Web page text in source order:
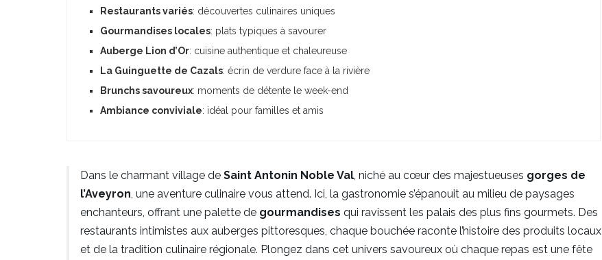
Restaurants variés: découvertes culinaires uniques
Gourmandises locales: plats typiques à savourer
Auberge Lion d’Or: cuisine authentique et chaleureuse
La Guinguette de Cazals: écrin de verdure face à la rivière
Brunchs savoureux: moments de détente le week-end
Ambiance conviviale: idéal pour familles et amis
Dans le charmant village de Saint Antonin Noble Val , niché au cœur des majestueuses gorges de
l’Aveyron , une aventure culinaire vous attend. Ici, la gastronomie s’épanouit au milieu de paysages
enchanteurs, offrant une palette de gourmandises qui ravissent les palais des plus fins gourmets. Des
restaurants intimistes aux auberges pittoresques, chaque bouchée raconte l’histoire des produits locaux
et de la tradition culinaire régionale. Plongez dans cet univers savoureux où chaque repas est une fête